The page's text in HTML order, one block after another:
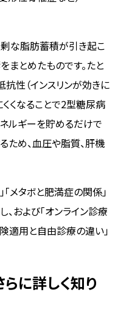
剰な脂肪蓄積が引き起こ
まとめたものです。たと
性（インスリンが効きに
くなることで2型糖尿病
ルギーを貯めるだけで
ため、血圧や脂質、肝機
メタボと肥満症の関係」
および「オンライン診療
適用と自由診療の違い」
に詳しく知り